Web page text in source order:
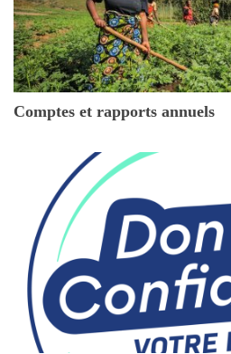
Comptes et rapports annuels